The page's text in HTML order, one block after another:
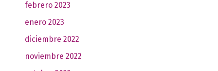
febrero 2023
enero 2023
diciembre 2022
noviembre 2022